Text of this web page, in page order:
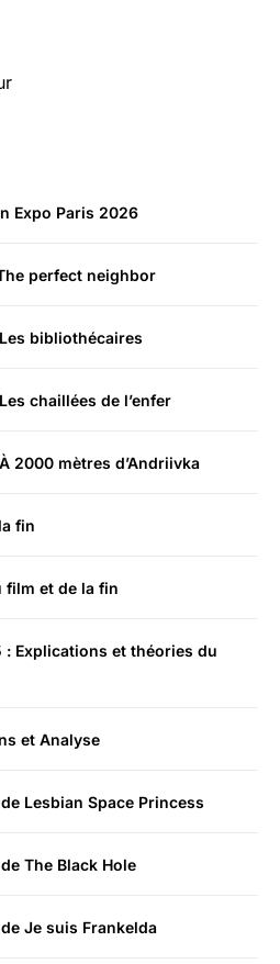
Expo Paris 2026
perfect neighbor
bibliothécaires
chaillées de l’enfer
2000 mètres d’Andriivka
fin
film et de la fin
Explications et théories du
et Analyse
Lesbian Space Princess
The Black Hole
Je suis Frankelda